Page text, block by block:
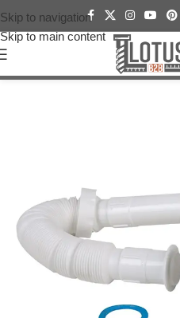
Skip to navigation
Skip to main content